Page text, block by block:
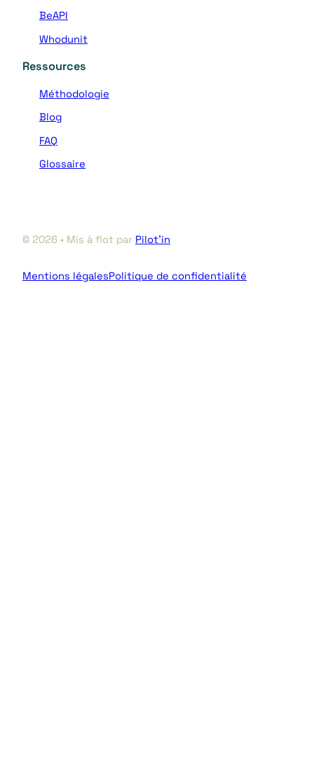
BeAPI
Whodunit
Ressources
Méthodologie
Blog
FAQ
Glossaire
© 2026 • Mis à flot par Pilot’in
Mentions légalesPolitique de confidentialité